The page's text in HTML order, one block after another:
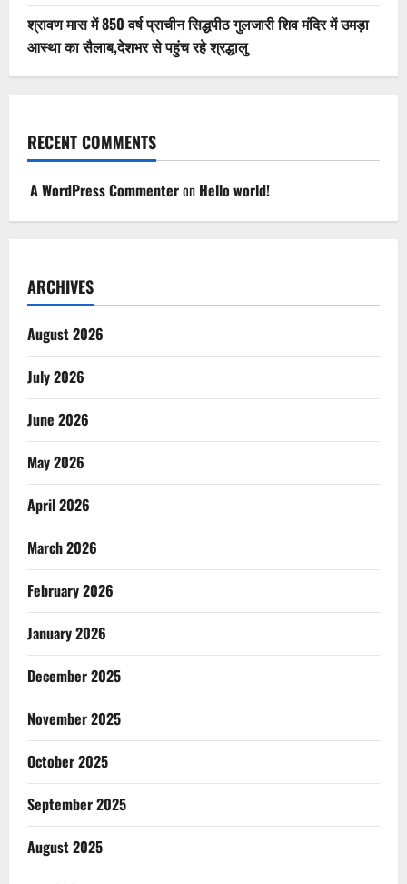
श्रावण मास में 850 वर्ष प्राचीन सिद्धपीठ गुलजारी शिव मंदिर में उमड़ा
आस्था का सैलाब,देशभर से पहुंच रहे श्रद्धालु
RECENT COMMENTS
A WordPress Commenteron Hello world!
ARCHIVES
August 2026
July 2026
June 2026
May 2026
April 2026
March 2026
February 2026
January 2026
December 2025
November 2025
October 2025
September 2025
August 2025